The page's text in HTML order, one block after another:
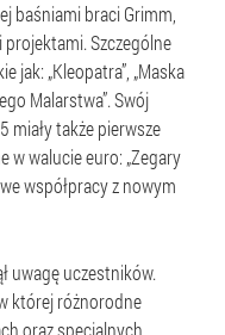
baśniami braci Grimm,
Szczególne
jak: „Kleopatra”, „Maska
Malarstwa”. Swój
miały także pierwsze
w walucie euro: „Zegary
współpracy z nowym
uwagę uczestników.
której różnorodne
oraz specjalnych